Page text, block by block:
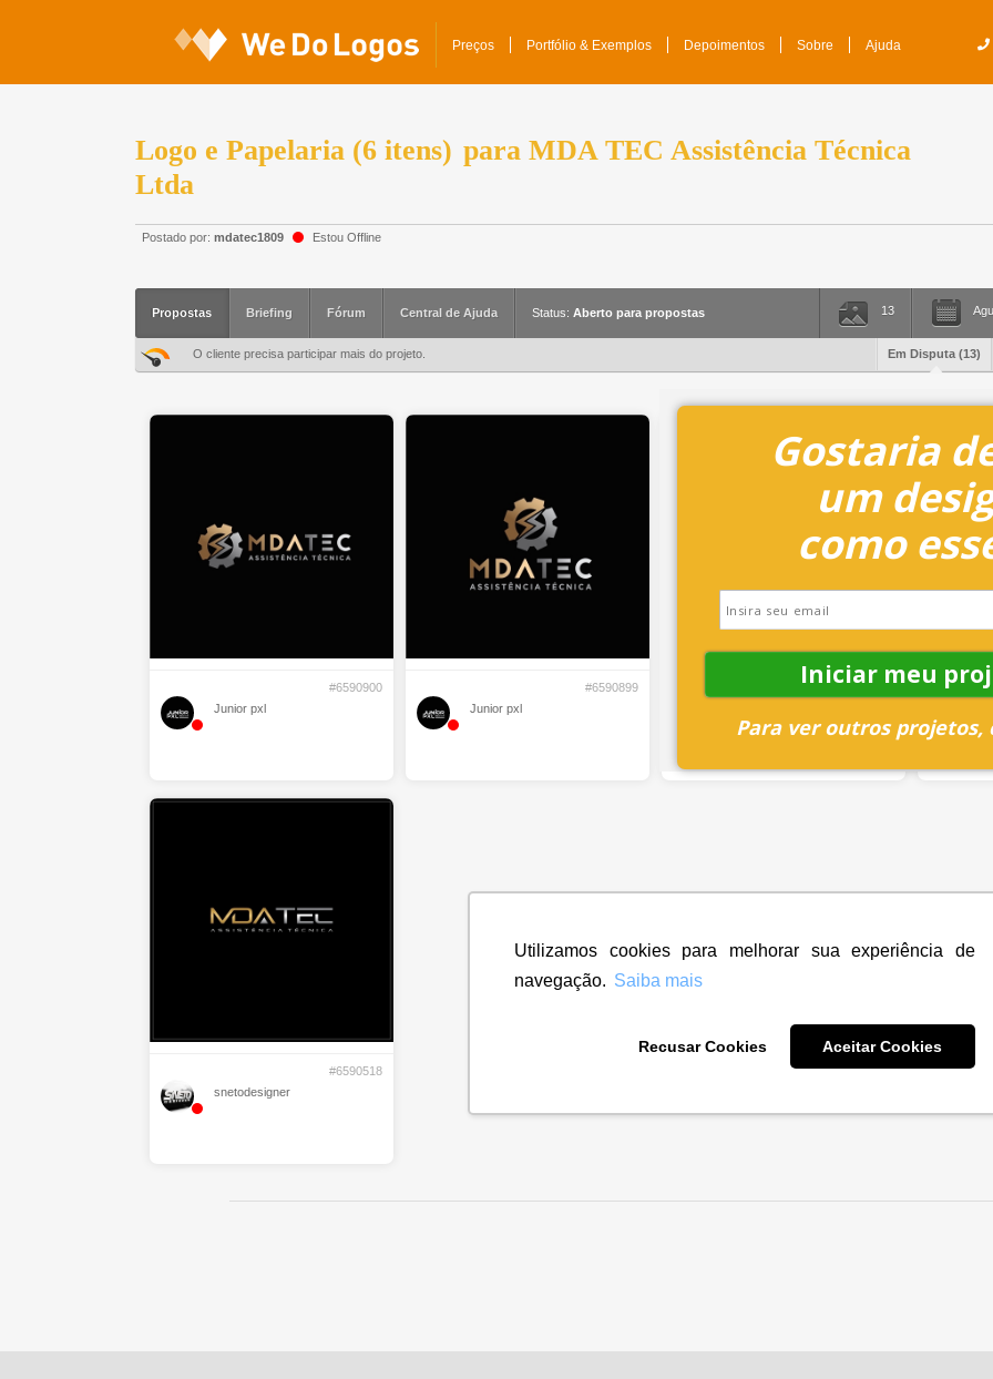
Utilizamos cookies para melhorar sua experiência de
navegação. Saiba mais
Recusar Cookies Aceitar Cookies
Preços Portfólio & Exemplos Depoimentos Sobre Ajuda
Logo e Papelaria (6 itens) para MDA TEC Assistência Técnica
Ltda
Postado por: mdatec1809 Estou Offline
Propostas Briefing Fórum Central de Ajuda Status: Aberto para propostas 13
O cliente precisa participar mais do projeto. Em Disputa (13)
Gostaria
um
como
Iniciar meu
Para ver outros projetos,
#6590900
Junior pxl
#6590899
Junior pxl
#6590816
#6590518
snetodesigner